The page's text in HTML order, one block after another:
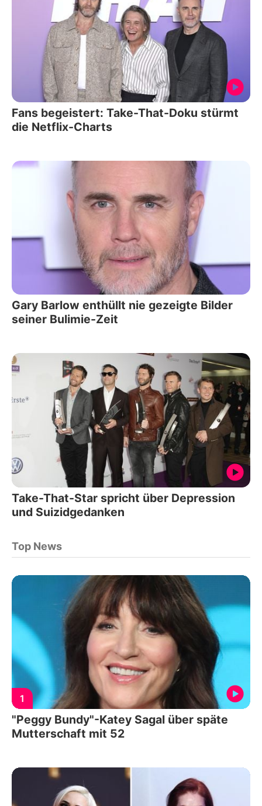
Fans begeistert: Take-That-Doku stürmt
die Netflix-Charts
Gary Barlow enthüllt nie gezeigte Bilder
seiner Bulimie-Zeit
Take-That-Star spricht über Depression
und Suizidgedanken
Top News
1
"Peggy Bundy"-Katey Sagal über späte
Mutterschaft mit 52